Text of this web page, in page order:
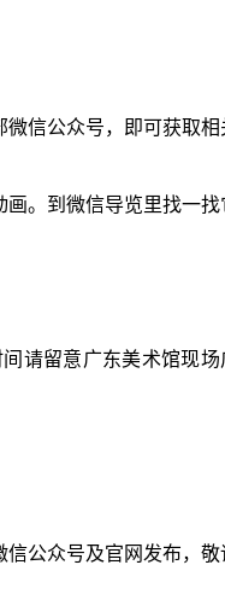
信公众号，即可获取相
画。到微信导览里找一找
请留意广东美术馆现场
公众号及官网发布，敬